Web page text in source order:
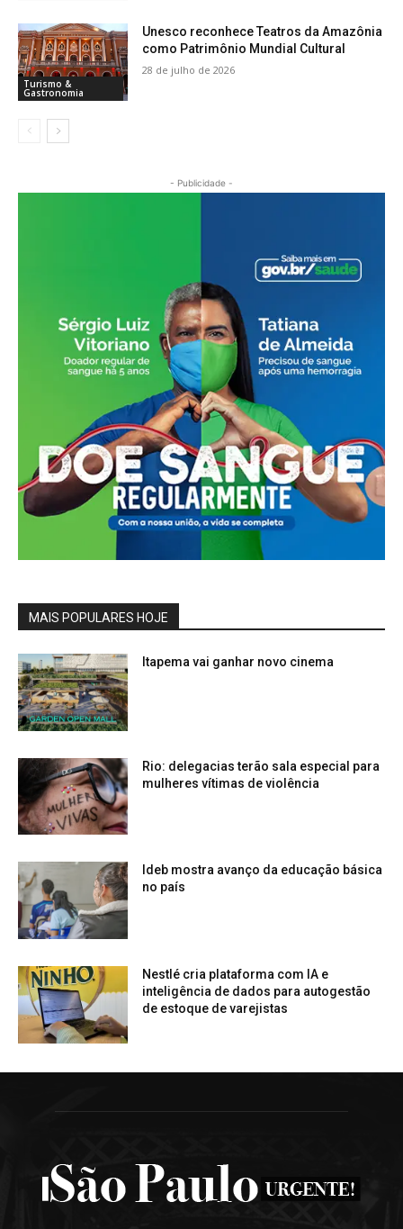
Turismo &
Gastronomia
Unesco reconhece Teatros da Amazônia
como Patrimônio Mundial Cultural
28 de julho de 2026
- Publicidade -
MAIS POPULARES HOJE
Itapema vai ganhar novo cinema
Rio: delegacias terão sala especial para
mulheres vítimas de violência
Ideb mostra avanço da educação básica
no país
Nestlé cria plataforma com IA e
inteligência de dados para autogestão
de estoque de varejistas